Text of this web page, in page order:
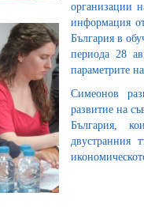
организации
информация
България в
периода 28
параметрите
Симеонов
развитие на
България,
двустранния